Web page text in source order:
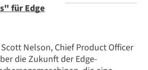
straffte das
mehr Fertigung aus und
wachsende Umsätze aus dem
und Dienstleistungen an
und erreichte damit vieles
vorgenommen hatte.
für Edge
Nelson, Chief Product Officer
die Zukunft der Edge-